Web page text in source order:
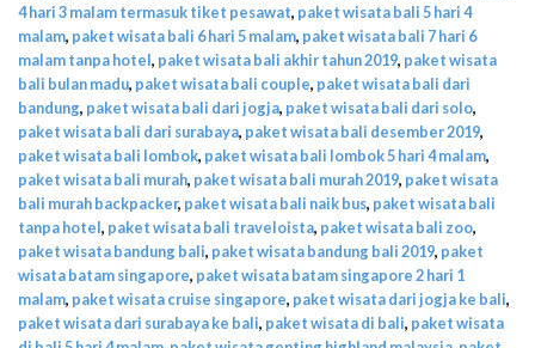
4 hari 3 malam termasuk tiket pesawat, paket wisata bali 5 hari 4
malam, paket wisata bali 6 hari 5 malam, paket wisata bali 7 hari 6
malam tanpa hotel, paket wisata bali akhir tahun 2019, paket wisata
bali bulan madu, paket wisata bali couple, paket wisata bali dari
bandung, paket wisata bali dari jogja, paket wisata bali dari solo,
paket wisata bali dari surabaya, paket wisata bali desember 2019,
paket wisata bali lombok, paket wisata bali lombok 5 hari 4 malam,
paket wisata bali murah, paket wisata bali murah 2019, paket wisata
bali murah backpacker, paket wisata bali naik bus, paket wisata bali
tanpa hotel, paket wisata bali traveloista, paket wisata bali zoo,
paket wisata bandung bali, paket wisata bandung bali 2019, paket
wisata batam singapore, paket wisata batam singapore 2 hari 1
malam, paket wisata cruise singapore, paket wisata dari jogja ke bali,
paket wisata dari surabaya ke bali, paket wisata di bali, paket wisata